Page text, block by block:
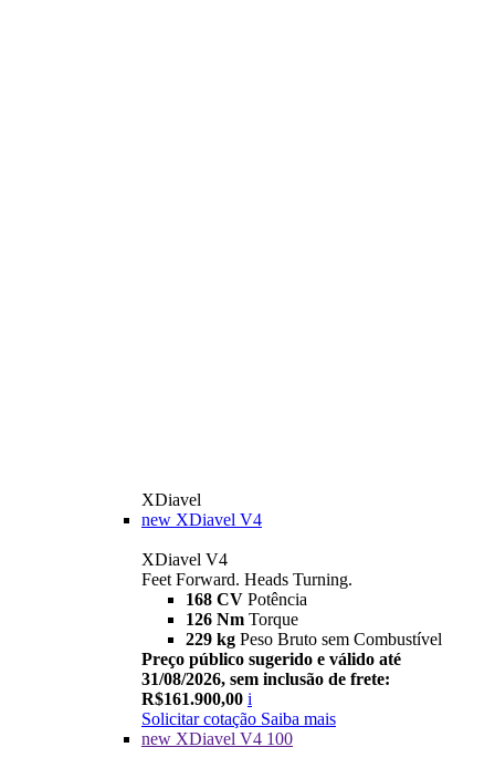
XDiavel
new XDiavel V4
XDiavel V4
Feet Forward. Heads Turning.
168 CV Potência
126 Nm Torque
229 kg Peso Bruto sem Combustível
Preço público sugerido e válido até
31/08/2026, sem inclusão de frete:
R$161.900,00 i
Solicitar cotação Saiba mais
new XDiavel V4 100